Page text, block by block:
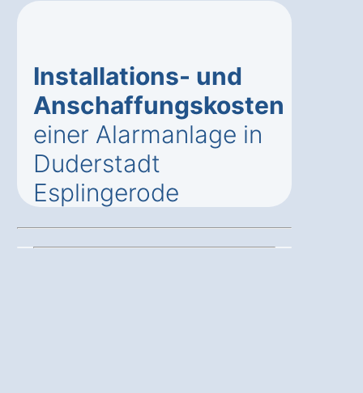
Installations- und
Anschaffungskosten
einer Alarmanlage in
Duderstadt
Esplingerode